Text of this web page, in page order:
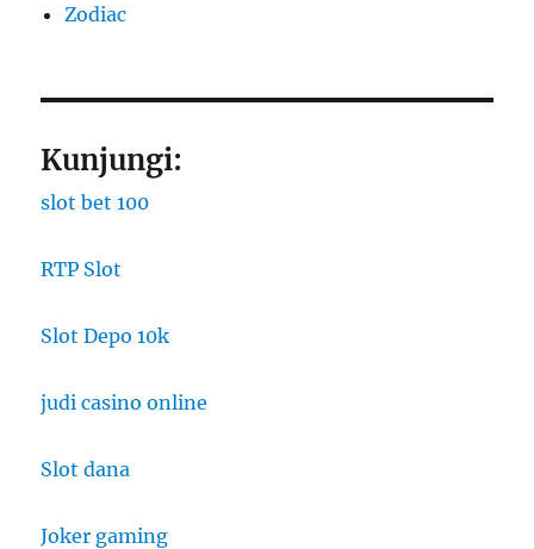
Zodiac
Kunjungi:
slot bet 100
RTP Slot
Slot Depo 10k
judi casino online
Slot dana
Joker gaming